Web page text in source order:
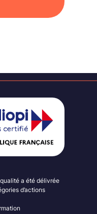
a été délivrée
d’actions